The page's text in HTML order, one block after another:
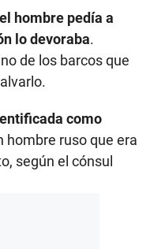
el hombre pedía a
lo devoraba.
de los barcos que
como
hombre ruso que era
según el cónsul